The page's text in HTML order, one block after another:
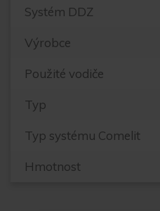
Systém DDZ
Výrobce
Použité vodiče
Typ
Typ systému Comelit
Hmotnost